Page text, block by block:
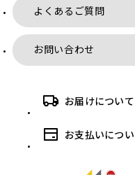
よくあるご質問
お問い合わせ
お届けについて
お支払いにつ